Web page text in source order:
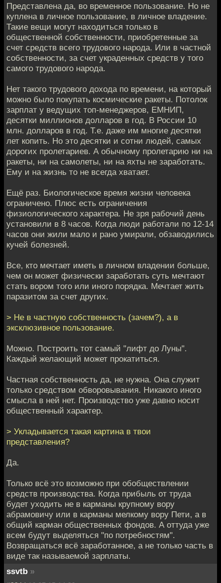
Представлена да, во временное пользование. Но не
куплена в личное пользование, в личное владение.
Такие вещи могут находиться только в
общественной собственности, приобретенные за
счет средств всего трудового народа. Или в частной
собственности, за счет украденных средств у того
самого трудового народа.
Нет такого трудового дохода по времени, на который
можно было покупать космические ракеты. Потолок
зарплат у ведущих топ-менеджеров, ЕМНИП,
десятки миллионов долларов в год. В России 10
млн. долларов в год. Т.е. даже им многие десятки
лет копить. Но это десятки и сотни людей, самых
дорогих пролетариев. А обычному пролетарию ни на
ракеты, ни на самолеты, ни на яхты не заработать.
Ему и на жизнь то не всегда хватает.
Ещё раз. Биологическое время жизни человека
ограничено. Плюс есть ограничения
физиологического характера. Не зря рабочий день
установили в 8 часов. Когда люди работали по 12-14
часов они жили мало и рано умирали, обзаводились
кучей болезней.
Все, кто мечтает иметь в личном владении больше,
чем он может физически заработать суть мечтают
стать вором того или иного порядка. Мечтает жить
паразитом за счет других.
> Не в частную собственность (зачем?), а в
эксклюзивное пользование.
Можно. Построить тот самый "лифт до Луны".
Каждый желающий может прокатиться.
Частная собственность да, не нужна. Она служит
только средством обворовывания. Никакого иного
смысла в ней нет. Производство уже давно носит
общественный характер.
> Укладывается такая картина в твои
представления?
Да.
Только всё это возможно при обобществлении
средств производства. Когда прибыль от труда
будет уходить не в карманы крупному вору
абрамовичу или в карманы мелкому вору Пети, а в
общий карман общественных фондов. А оттуда уже
всем будут выделяться "по потребностям".
Возвращаться всё заработанное, а не только часть в
виде так называемой зарплаты.
ssvtb »